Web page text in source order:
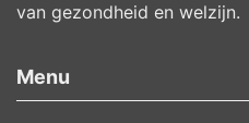
van gezondheid en welzijn.
Menu